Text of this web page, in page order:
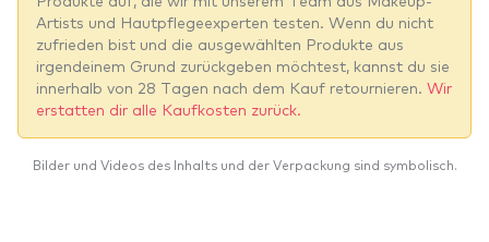
Artists und Hautpflegeexperten testen. Wenn du nicht
zufrieden bist und die ausgewählten Produkte aus
irgendeinem Grund zurückgeben möchtest, kannst du sie
innerhalb von 28 Tagen nach dem Kauf retournieren. Wir
erstatten dir alle Kaufkosten zurück.
Bilder und Videos des Inhalts und der Verpackung sind symbolisch.